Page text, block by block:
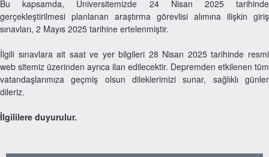
Bu kapsamda, Üniversitemizde 24 Nisan 2025 tarihinde
gerçekleştirilmesi planlanan araştırma görevlisi alımına ilişkin giriş
sınavları, 2 Mayıs 2025 tarihine ertelenmiştir.
İlgili sınavlara ait saat ve yer bilgileri 28 Nisan 2025 tarihinde resmi
web sitemiz üzerinden ayrıca ilan edilecektir. Depremden etkilenen tüm
vatandaşlarımıza geçmiş olsun dileklerimizi sunar, sağlıklı günler
dileriz.
İlgililere duyurulur.